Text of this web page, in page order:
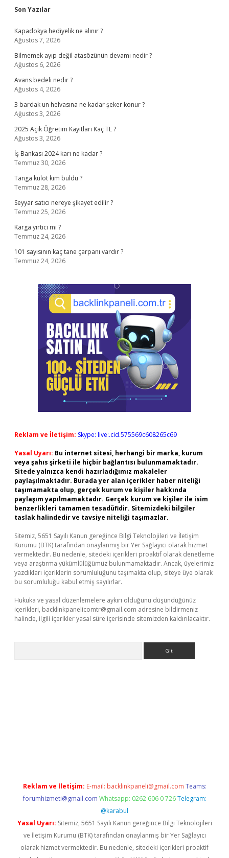
Sidebar
Son Yazılar
Kapadokya hediyelik ne alınır ?
Ağustos 7, 2026
Bilmemek ayıp değil atasözünün devamı nedir ?
Ağustos 6, 2026
Avans bedeli nedir ?
Ağustos 4, 2026
3 bardak un helvasına ne kadar şeker konur ?
Ağustos 3, 2026
2025 Açık Öğretim Kayıtları Kaç TL ?
Ağustos 3, 2026
İş Bankası 2024 karı ne kadar ?
Temmuz 30, 2026
Tanga külot kim buldu ?
Temmuz 28, 2026
Seyyar satıcı nereye şikayet edilir ?
Temmuz 25, 2026
Karga yırtıcı mı ?
Temmuz 24, 2026
101 sayısının kaç tane çarpanı vardır ?
Temmuz 24, 2026
Reklam ve İletişim: Skype: live:.cid.575569c608265c69
Yasal Uyarı: Bu internet sitesi, herhangi bir marka, kurum
veya şahıs şirketi ile hiçbir bağlantısı bulunmamaktadır.
Sitede yalnızca kendi hazırladığımız makaleler
paylaşılmaktadır. Burada yer alan içerikler haber niteliği
taşımamakta olup, gerçek kurum ve kişiler hakkında
paylaşım yapılmamaktadır. Gerçek kurum ve kişiler ile isim
benzerlikleri tamamen tesadüfidir. Sitemizdeki bilgiler
taslak halindedir ve tavsiye niteliği taşımazlar.
Sitemiz, 5651 Sayılı Kanun gereğince Bilgi Teknolojileri ve İletişim
Kurumu (BTK) tarafından onaylanmış bir Yer Sağlayıcı olarak hizmet
vermektedir. Bu nedenle, sitedeki içerikleri proaktif olarak denetleme
veya araştırma yükümlülüğümüz bulunmamaktadır. Ancak, üyelerimiz
yazdıkları içeriklerin sorumluluğunu taşımakta olup, siteye üye olarak
bu sorumluluğu kabul etmiş sayılırlar.
Hukuka ve yasal düzenlemelere aykırı olduğunu düşündüğünüz
içerikleri, backlinkpanelicomtr@gmail.com adresine bildirmeniz
halinde, ilgili içerikler yasal süre içerisinde sitemizden kaldırılacaktır.
Reklam ve İletişim: E-mail: backlinkpaneli@gmail.com Teams:
forumhizmeti@gmail.com Whatsapp: 0262 606 0 726 Telegram:
@karabul
Yasal Uyarı: Sitemiz, 5651 Sayılı Kanun gereğince Bilgi Teknolojileri
ve İletişim Kurumu (BTK) tarafından onaylanmış bir Yer Sağlayıcı
olarak hizmet vermektedir. Bu nedenle, sitedeki içerikleri proaktif